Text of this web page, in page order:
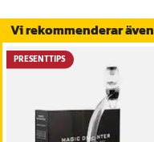
Vi rekommenderar även
PRESENTTIPS